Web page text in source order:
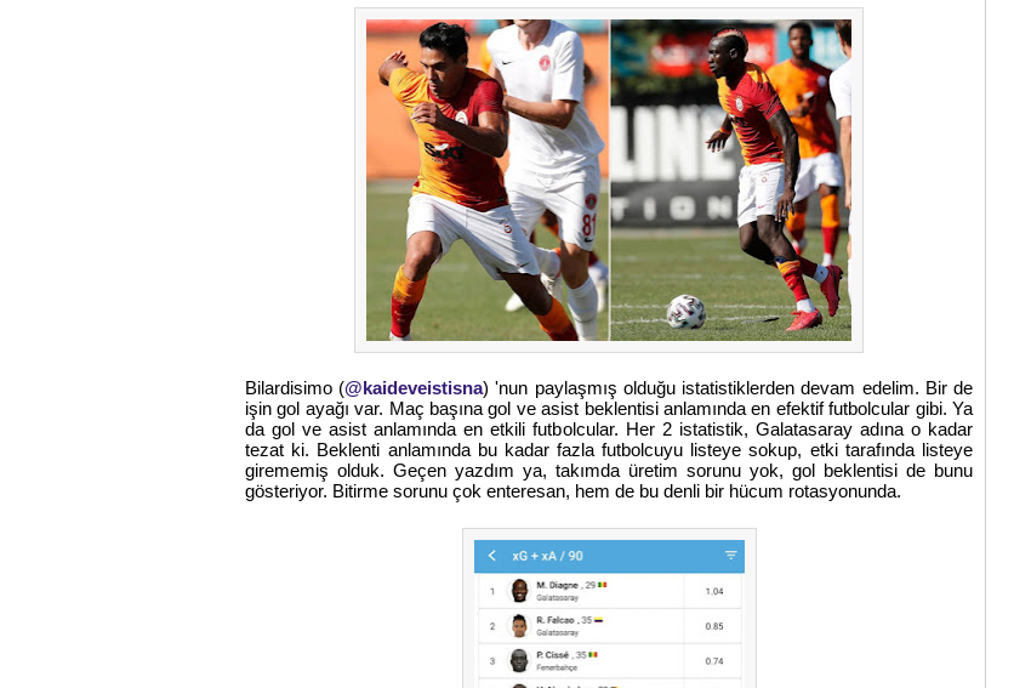
Bilardisimo (@kaideveistisna) 'nun paylaşmış olduğu istatistiklerden devam edelim. Bir de
işin gol ayağı var. Maç başına gol ve asist beklentisi anlamında en efektif futbolcular gibi. Ya
da gol ve asist anlamında en etkili futbolcular. Her 2 istatistik, Galatasaray adına o kadar
tezat ki. Beklenti anlamında bu kadar fazla futbolcuyu listeye sokup, etki tarafında listeye
girememiş olduk. Geçen yazdım ya, takımda üretim sorunu yok, gol beklentisi de bunu
gösteriyor. Bitirme sorunu çok enteresan, hem de bu denli bir hücum rotasyonunda.